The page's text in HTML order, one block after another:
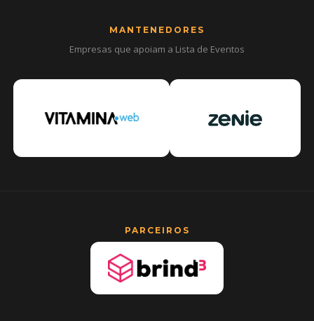
MANTENEDORES
Empresas que apoiam a Lista de Eventos
PARCEIROS